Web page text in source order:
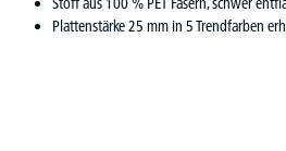
Plattenstärke 25 mm in 5 Trendfarben